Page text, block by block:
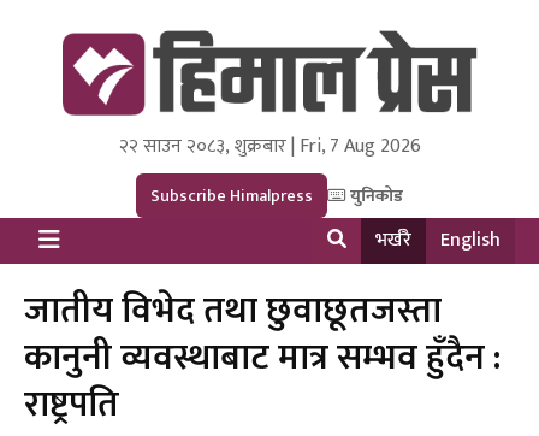
Himal Press
Dot NewsyNepal Media and Research Pvt Ltd.
२२ साउन २०८३, शुक्रबार | Fri, 7 Aug 2026
Subscribe Himalpress युनिकोड
भर्खरै English
जातीय विभेद तथा छुवाछूतजस्ता
कानुनी व्यवस्थाबाट मात्र सम्भव हुँदैन :
राष्ट्रपति